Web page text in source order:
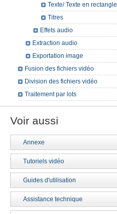
Texte/ Texte en rectangle
Titres
Effets audio
Extraction audio
Exportation image
Fusion des fichiers vidéo
Division des fichiers vidéo
Traitement par lots
Voir aussi
Annexe
Tutoriels vidéo
Guides d'utilisation
Assistance technique